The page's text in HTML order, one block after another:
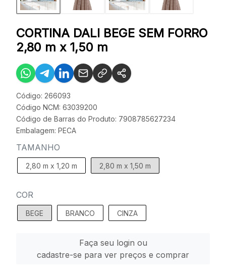
CORTINA DALI BEGE SEM FORRO
2,80 m x 1,50 m
Código: 266093
Código NCM: 63039200
Código de Barras do Produto: 7908785627234
Embalagem: PECA
TAMANHO
2,80 m x 1,20 m 2,80 m x 1,50 m
COR
BEGE BRANCO CINZA
Faça seu login ou
cadastre-se para ver preços e comprar